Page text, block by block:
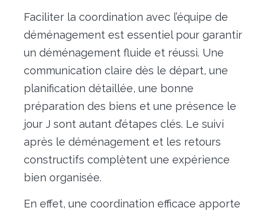
Faciliter la coordination avec l’équipe de
déménagement est essentiel pour garantir
un déménagement fluide et réussi. Une
communication claire dès le départ, une
planification détaillée, une bonne
préparation des biens et une présence le
jour J sont autant d’étapes clés. Le suivi
après le déménagement et les retours
constructifs complètent une expérience
bien organisée.
En effet, une coordination efficace apporte